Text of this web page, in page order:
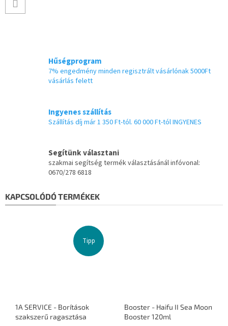
Hűségprogram
7% engedmény minden regisztrált vásárlónak 5000Ft
vásárlás felett
Ingyenes szállítás
Szállítás díj már 1 350 Ft-tól. 60 000 Ft-tól INGYENES
Segítünk választani
szakmai segítség termék választásánál infóvonal:
0670/278 6818
KAPCSOLÓDÓ TERMÉKEK
Tipp
1A SERVICE - Borítások
szakszerű ragasztása
Booster - Haifu II Sea Moon
Booster 120ml